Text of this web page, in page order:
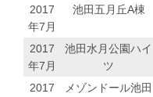
2017
年7月
池田五月丘A棟
2017
年7月
池田水月公園ハイ
ツ
2017
メゾンドール池田